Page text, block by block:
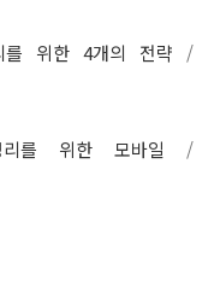
를 위한 4개의 전략 /
를 위한 모바일 /